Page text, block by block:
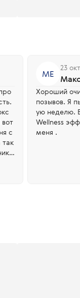
с
МЕ
23
Хороший
позывов. Я
ую неделю.
Wellness
меня .